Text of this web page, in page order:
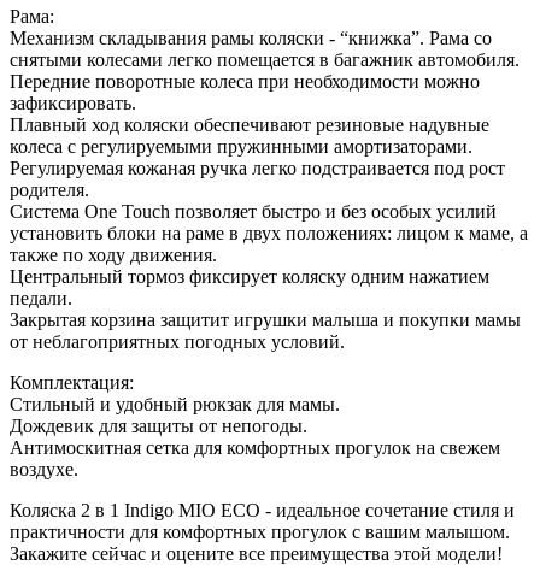
Рама:
Механизм складывания рамы коляски - “книжка”. Рама со
снятыми колесами легко помещается в багажник автомобиля.
Передние поворотные колеса при необходимости можно
зафиксировать.
Плавный ход коляски обеспечивают резиновые надувные
колеса с регулируемыми пружинными амортизаторами.
Регулируемая кожаная ручка легко подстраивается под рост
родителя.
Система One Touch позволяет быстро и без особых усилий
установить блоки на раме в двух положениях: лицом к маме, а
также по ходу движения.
Центральный тормоз фиксирует коляску одним нажатием
педали.
Закрытая корзина защитит игрушки малыша и покупки мамы
от неблагоприятных погодных условий.
Комплектация:
Стильный и удобный рюкзак для мамы.
Дождевик для защиты от непогоды.
Антимоскитная сетка для комфортных прогулок на свежем
воздухе.
Коляска 2 в 1 Indigo MIO ECO - идеальное сочетание стиля и
практичности для комфортных прогулок с вашим малышом.
Закажите сейчас и оцените все преимущества этой модели!